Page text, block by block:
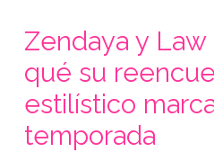
Zendaya y Law
qué su
estilístico
temporada